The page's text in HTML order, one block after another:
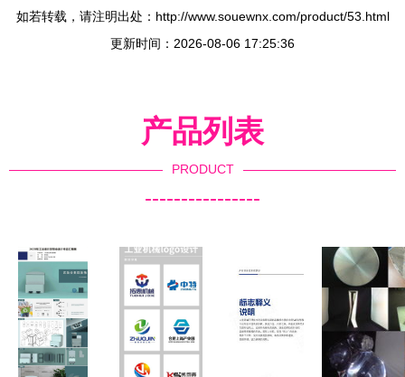
如若转载，请注明出处：http://www.souewnx.com/product/53.html
更新时间：2026-08-06 17:25:36
产品列表
PRODUCT
----------------